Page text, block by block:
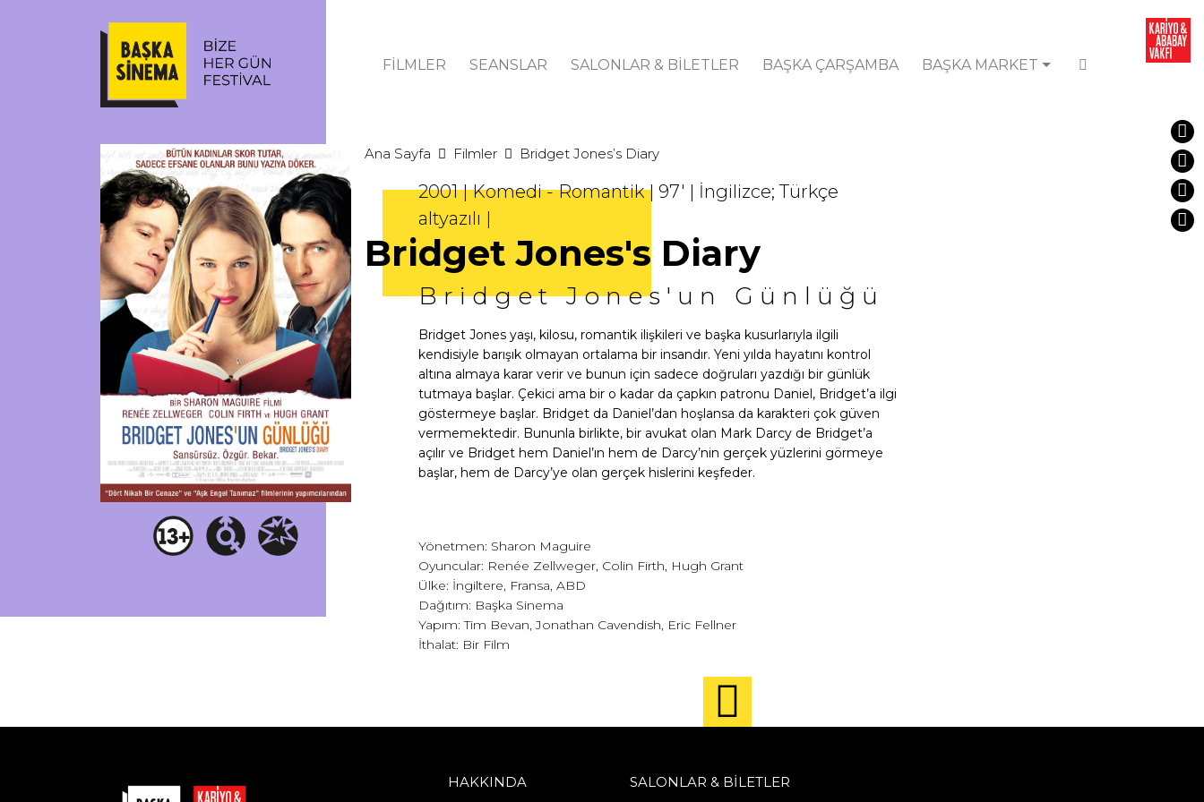
FİLMLER SEANSLAR SALONLAR & BİLETLER BAŞKA ÇARŞAMBA BAŞKA MARKET
Ana Sayfa Filmler Bridget Jones’s Diary
2001 | Komedi - Romantik | 97' | İngilizce; Türkçe
altyazılı |
Bridget Jones's Diary
Bridget Jones'un Günlüğü
Bridget Jones yaşı, kilosu, romantik ilişkileri ve başka kusurlarıyla ilgili
kendisiyle barışık olmayan ortalama bir insandır. Yeni yılda hayatını kontrol
altına almaya karar verir ve bunun için sadece doğruları yazdığı bir günlük
tutmaya başlar. Çekici ama bir o kadar da çapkın patronu Daniel, Bridget’a ilgi
göstermeye başlar. Bridget da Daniel’dan hoşlansa da karakteri çok güven
vermemektedir. Bununla birlikte, bir avukat olan Mark Darcy de Bridget’a
açılır ve Bridget hem Daniel’ın hem de Darcy’nin gerçek yüzlerini görmeye
başlar, hem de Darcy’ye olan gerçek hislerini keşfeder.
Yönetmen: Sharon Maguire
Oyuncular: Renée Zellweger, Colin Firth, Hugh Grant
Ülke: İngiltere, Fransa, ABD
Dağıtım: Başka Sinema
Yapım: Tim Bevan, Jonathan Cavendish, Eric Fellner
İthalat: Bir Film
HAKKINDA SALONLAR & BİLETLER